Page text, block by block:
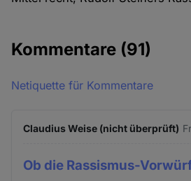
Kommentare (91)
Netiquette für Kommentare
Claudius Weise (nicht überprüft)
Ob die Rassismus-